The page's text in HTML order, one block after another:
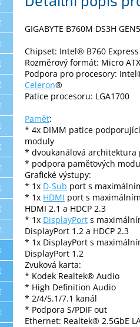
GIGABYTE B760M DS3H GEN5
Chipset: Intel® B760 Express
Rozměrový formát: Micro
Podpora pro procesory:
Celeron®
Patice procesoru: LGA1700
Paměť:
* 4x DIMM patice
moduly
* dvoukanálová architektura
* podpora paměťových
Grafické výstupy:
* 1x D-Sub port s
* 1x HDMI port s
HDMI 2.1 a HDCP 2.3
* 1x DisplayPort s
DisplayPort 1.2 a HDCP 2.3
* 1x DisplayPort s
DisplayPort 1.2
Zvuková karta:
* Kodek Realtek® Audio
* High Definition Audio
* 2/4/5.1/7.1 kanál
* Podpora S/PDIF out
Ethernet: Realtek® 2.5GbE